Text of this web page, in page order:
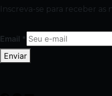
Inscreva-se para receber as
Email *
Enviar